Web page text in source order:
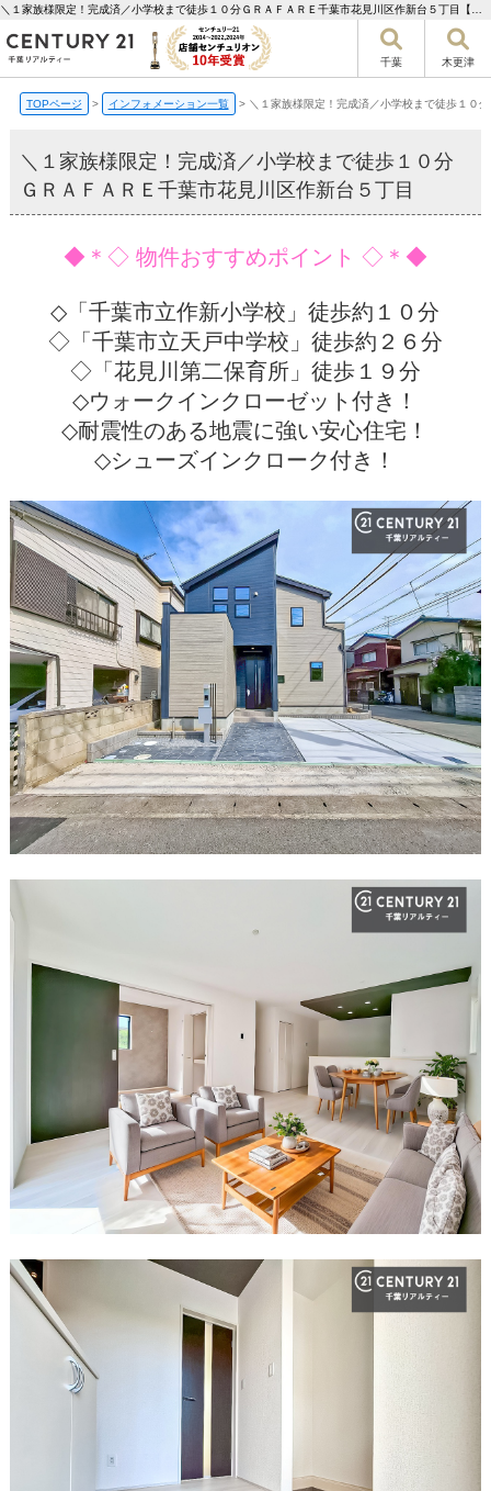
千葉 木更津
TOPページ > インフォメーション一覧 > ＼１家族様限定！完成済／小学校まで徒歩１０
＼１家族様限定！完成済／小学校まで徒歩１０分
ＧＲＡＦＡＲＥ千葉市花見川区作新台５丁目
◆＊◇ 物件おすすめポイント ◇＊◆
◇「千葉市立作新小学校」徒歩約１０分
◇「千葉市立天戸中学校」徒歩約２６分
◇「花見川第二保育所」徒歩１９分
◇ウォークインクローゼット付き！
◇耐震性のある地震に強い安心住宅！
◇シューズインクローク付き！